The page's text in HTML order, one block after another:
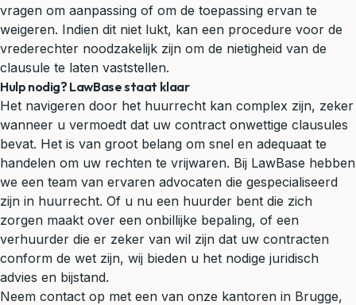
vragen om aanpassing of om de toepassing ervan te
weigeren. Indien dit niet lukt, kan een procedure voor de
vrederechter noodzakelijk zijn om de nietigheid van de
clausule te laten vaststellen.
Hulp nodig? LawBase staat klaar
Het navigeren door het huurrecht kan complex zijn, zeker
wanneer u vermoedt dat uw contract onwettige clausules
bevat. Het is van groot belang om snel en adequaat te
handelen om uw rechten te vrijwaren. Bij LawBase hebben
we een team van ervaren advocaten die gespecialiseerd
zijn in huurrecht. Of u nu een huurder bent die zich
zorgen maakt over een onbillijke bepaling, of een
verhuurder die er zeker van wil zijn dat uw contracten
conform de wet zijn, wij bieden u het nodige juridisch
advies en bijstand.
Neem contact op met een van onze kantoren in Brugge,